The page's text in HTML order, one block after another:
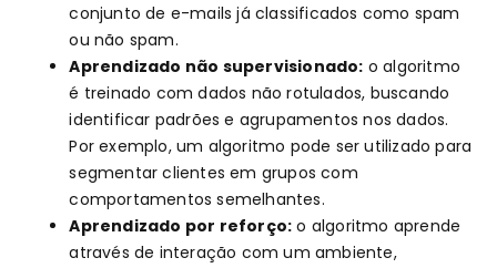
conjunto de e-mails já classificados como spam
ou não spam.
Aprendizado não supervisionado: o algoritmo
é treinado com dados não rotulados, buscando
identificar padrões e agrupamentos nos dados.
Por exemplo, um algoritmo pode ser utilizado para
segmentar clientes em grupos com
comportamentos semelhantes.
Aprendizado por reforço: o algoritmo aprende
através de interação com um ambiente,